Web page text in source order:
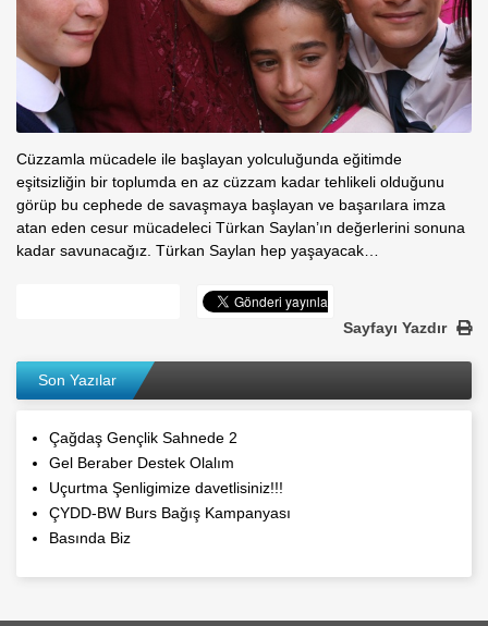
Cüzzamla mücadele ile başlayan yolculuğunda eğitimde
eşitsizliğin bir toplumda en az cüzzam kadar tehlikeli olduğunu
görüp bu cephede de savaşmaya başlayan ve başarılara imza
atan eden cesur mücadeleci Türkan Saylan’ın değerlerini sonuna
kadar savunacağız. Türkan Saylan hep yaşayacak…
Sayfayı Yazdır
Son Yazılar
Çağdaş Gençlik Sahnede 2
Gel Beraber Destek Olalım
Uçurtma Şenligimize davetlisiniz!!!
ÇYDD-BW Burs Bağış Kampanyası
Basında Biz